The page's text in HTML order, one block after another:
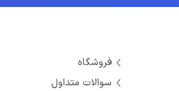
فروشگاه
سوالات متداول